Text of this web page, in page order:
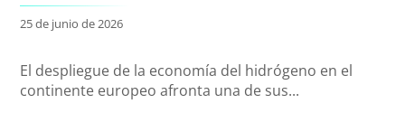
25 de junio de 2026
El despliegue de la economía del hidrógeno en el
continente europeo afronta una de sus...